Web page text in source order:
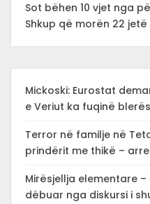
Sot bëhen 10 vjet nga
Shkup që morën 22 jetë
Mickoski: Eurostat
e Veriut ka fuqinë
Terror në familje në
prindërit me thikë –
Mirësjellja elementare
dëbuar nga diskursi i